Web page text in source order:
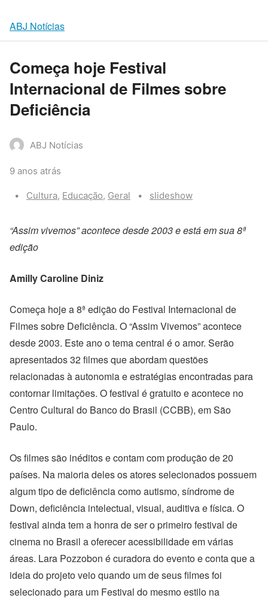
ABJ Notícias
Começa hoje Festival
Internacional de Filmes sobre
Deficiência
ABJ Notícias
9 anos atrás
Categories:
Cultura, Educação, Geral Tags:
slideshow
“Assim vivemos” acontece desde 2003 e está em sua 8ª
edição
Amilly Caroline Diniz
Começa hoje a 8ª edição do Festival Internacional de
Filmes sobre Deficiência. O “Assim Vivemos” acontece
desde 2003. Este ano o tema central é o amor. Serão
apresentados 32 filmes que abordam questões
relacionadas à autonomia e estratégias encontradas para
contornar limitações. O festival é gratuito e acontece no
Centro Cultural do Banco do Brasil (CCBB), em São
Paulo.
Os filmes são inéditos e contam com produção de 20
países. Na maioria deles os atores selecionados possuem
algum tipo de deficiência como autismo, síndrome de
Down, deficiência intelectual, visual, auditiva e física. O
festival ainda tem a honra de ser o primeiro festival de
cinema no Brasil a oferecer acessibilidade em várias
áreas. Lara Pozzobon é curadora do evento e conta que a
ideia do projeto veio quando um de seus filmes foi
selecionado para um Festival do mesmo estilo na